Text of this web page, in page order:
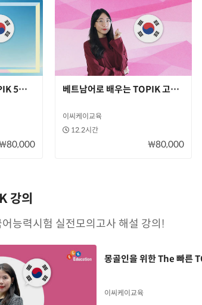
5급 완벽대비+ 과정베트남어로 배우는 TOPIK 고급 문제
이씨케이교육
12.2시간
₩80,000
강의
능력시험 실전모의고사 해설 강의!
몽골인을 위한 The 빠른
이씨케이교육